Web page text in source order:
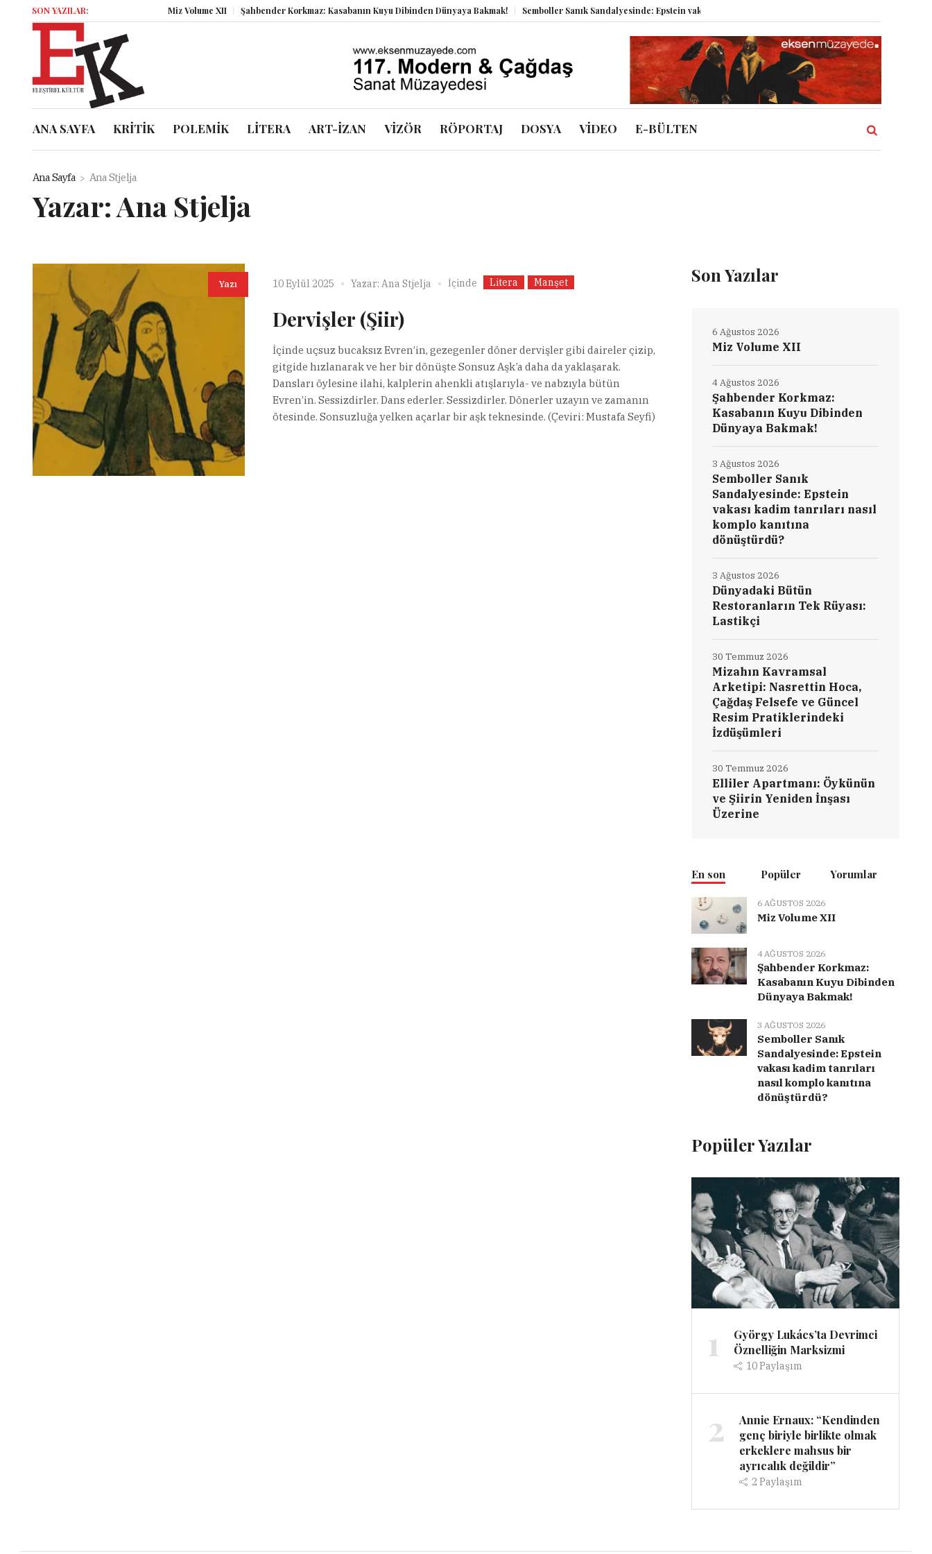
SON YAZILAR: Miz Volume XII Şahbender Korkmaz: Kasabanın Kuyu Dibinden Dünyaya Bakmak! Semboller Sanık Sandalyesinde: Epstein vakası kadim tanrıları nasıl komplo kanıtına dönüştürdü?
ANA SAYFA KRİTİK POLEMİK LİTERA ART-İZAN VİZÖR RÖPORTAJ DOSYA VİDEO E-BÜLTEN
Ana Sayfa Ana Stjelja
Yazar:Ana Stjelja
Yazı 10 Eylül 2025 Yazar: Ana Stjelja İçinde Litera Manşet
Dervişler (Şiir)
İçinde uçsuz bucaksız Evren’in, gezegenler döner dervişler gibi daireler çizip,
gitgide hızlanarak ve her bir dönüşte Sonsuz Aşk’a daha da yaklaşarak.
Dansları öylesine ilahi, kalplerin ahenkli atışlarıyla- ve nabzıyla bütün
Evren’in. Sessizdirler. Dans ederler. Sessizdirler. Dönerler uzayın ve zamanın
ötesinde. Sonsuzluğa yelken açarlar bir aşk teknesinde. (Çeviri: Mustafa Seyfi)
Son Yazılar
Miz Volume XII
6 Ağustos 2026
Şahbender Korkmaz:
Kasabanın Kuyu Dibinden
Dünyaya Bakmak!
4 Ağustos 2026
Semboller Sanık
Sandalyesinde: Epstein
vakası kadim tanrıları nasıl
komplo kanıtına
dönüştürdü?
3 Ağustos 2026
Dünyadaki Bütün
Restoranların Tek Rüyası:
Lastikçi
3 Ağustos 2026
Mizahın Kavramsal
Arketipi: Nasrettin Hoca,
Çağdaş Felsefe ve Güncel
Resim Pratiklerindeki
İzdüşümleri
30 Temmuz 2026
Elliler Apartmanı: Öykünün
ve Şiirin Yeniden İnşası
Üzerine
30 Temmuz 2026
En son Popüler Yorumlar
6 AĞUSTOS 2026
Miz Volume XII
4 AĞUSTOS 2026
Şahbender Korkmaz:
Kasabanın Kuyu Dibinden
Dünyaya Bakmak!
3 AĞUSTOS 2026
Semboller Sanık
Sandalyesinde: Epstein
vakası kadim tanrıları
nasıl komplo kanıtına
dönüştürdü?
Popüler Yazılar
1
György Lukács’ta Devrimci
Öznelliğin Marksizmi
10Paylaşım
2
Annie Ernaux: “Kendinden
genç biriyle birlikte olmak
erkeklere mahsus bir
ayrıcalık değildir”
2Paylaşım